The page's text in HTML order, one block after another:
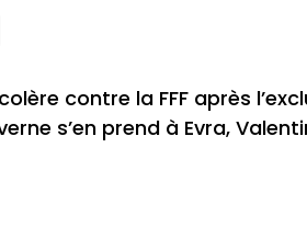
contre la FFF après
s’en prend à Evra,